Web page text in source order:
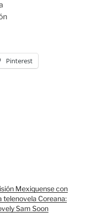
Pinterest
Mexiquense con
telenovela Coreana:
Sam Soon